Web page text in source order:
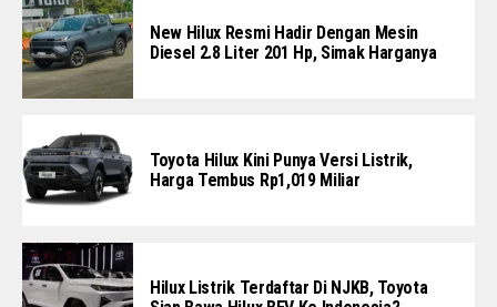
New Hilux Resmi Hadir Dengan Mesin
Diesel 2.8 Liter 201 Hp, Simak Harganya
Toyota Hilux Kini Punya Versi Listrik,
Harga Tembus Rp1,019 Miliar
Hilux Listrik Terdaftar Di NJKB, Toyota